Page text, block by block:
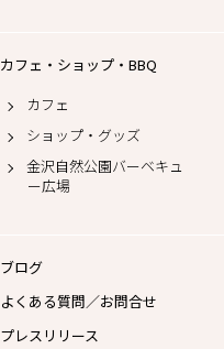
カフェ・ショップ・BBQ
カフェ
ショップ・グッズ
金沢自然公園バーベキュ
ー広場
ブログ
よくある質問／お問合せ
プレスリリース